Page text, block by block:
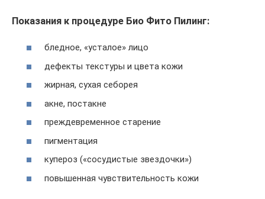
Показания к процедуре Био Фито Пилинг:
бледное, «усталое» лицо
дефекты текстуры и цвета кожи
жирная, сухая себорея
акне, постакне
преждевременное старение
пигментация
купероз («сосудистые звездочки»)
повышенная чувствительность кожи